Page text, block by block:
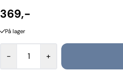
369,-
På lager
- +